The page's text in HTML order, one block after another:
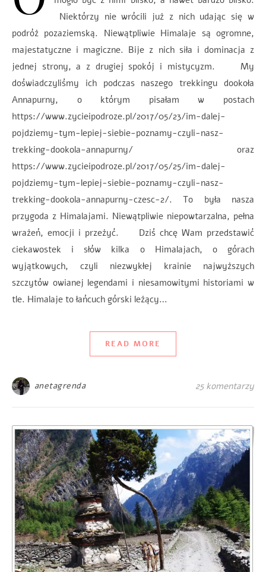
Niektórzy nie wrócili już z nich udając się w
podróż pozaziemską. Niewątpliwie Himalaje są ogromne,
majestatyczne i magiczne. Bije z nich siła i dominacja z
jednej strony, a z drugiej spokój i mistycyzm. My
doświadczyliśmy ich podczas naszego trekkingu dookoła
Annapurny, o którym pisałam w postach
https://www.zycieipodroze.pl/2017/05/23/im-dalej-
pojdziemy-tym-lepiej-siebie-poznamy-czyli-nasz-
trekking-dookola-annapurny/ oraz
https://www.zycieipodroze.pl/2017/05/25/im-dalej-
pojdziemy-tym-lepiej-siebie-poznamy-czyli-nasz-
trekking-dookola-annapurny-czesc-2/. To była nasza
przygoda z Himalajami. Niewątpliwie niepowtarzalna, pełna
wrażeń, emocji i przeżyć. Dziś chcę Wam przedstawić
ciekawostek i słów kilka o Himalajach, o górach
wyjątkowych, czyli niezwykłej krainie najwyższych
szczytów owianej legendami i niesamowitymi historiami w
tle. Himalaje to łańcuch górski leżący…
READ MORE
anetagrenda 25 komentarzy